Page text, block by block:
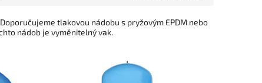
tlakovou nádobu s pryžovým EPDM nebo
nádob je vyměnitelný vak.